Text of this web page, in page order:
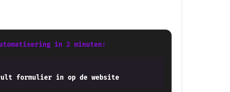
in 2 minuten:
formulier in op de website